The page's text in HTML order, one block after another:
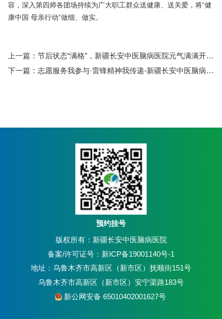
容，深入第四师各团场持续为广大职工群众送健康、送关爱，将“健
康中国 母亲行动”做细、做实。
上一篇： 节后状态“满格”，新疆长安中医脑病医院元气满满开新局
下一篇： 志愿服务我参与·雷锋精神我传递-新疆长安中医脑病医院启动学雷锋活动月系列活动
预约挂号
版权所有：新疆长安中医脑病医院
备案/许可证号：新ICP备19001140号-1
地址：乌鲁木齐市高新区（新市区）抚顺街151号
乌鲁木齐市高新区（新市区）安宁渠路183号
新公网安备 65010402001627号